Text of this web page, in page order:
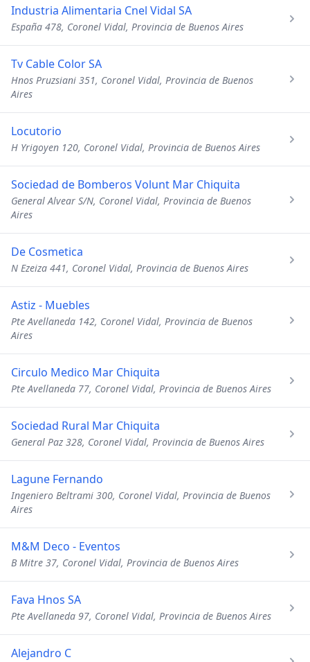
Industria Alimentaria Cnel Vidal SA
España 478, Coronel Vidal, Provincia de Buenos Aires
Tv Cable Color SA
Hnos Pruzsiani 351, Coronel Vidal, Provincia de Buenos
Aires
Locutorio
H Yrigoyen 120, Coronel Vidal, Provincia de Buenos Aires
Sociedad de Bomberos Volunt Mar Chiquita
General Alvear S/N, Coronel Vidal, Provincia de Buenos
Aires
De Cosmetica
N Ezeiza 441, Coronel Vidal, Provincia de Buenos Aires
Astiz - Muebles
Pte Avellaneda 142, Coronel Vidal, Provincia de Buenos
Aires
Circulo Medico Mar Chiquita
Pte Avellaneda 77, Coronel Vidal, Provincia de Buenos Aires
Sociedad Rural Mar Chiquita
General Paz 328, Coronel Vidal, Provincia de Buenos Aires
Lagune Fernando
Ingeniero Beltrami 300, Coronel Vidal, Provincia de Buenos
Aires
M&M Deco - Eventos
B Mitre 37, Coronel Vidal, Provincia de Buenos Aires
Fava Hnos SA
Pte Avellaneda 97, Coronel Vidal, Provincia de Buenos Aires
Alejandro C